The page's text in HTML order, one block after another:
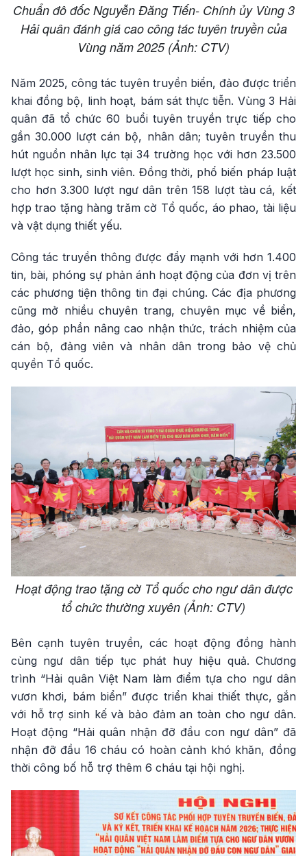
Chuẩn đô đốc Nguyễn Đăng Tiến- Chính ủy Vùng 3
Hải quân đánh giá cao công tác tuyên truyền của
Vùng năm 2025 (Ảnh: CTV)
Năm 2025, công tác tuyên truyền biển, đảo được triển
khai đồng bộ, linh hoạt, bám sát thực tiễn. Vùng 3 Hải
quân đã tổ chức 60 buổi tuyên truyền trực tiếp cho
gần 30.000 lượt cán bộ, nhân dân; tuyên truyền thu
hút nguồn nhân lực tại 34 trường học với hơn 23.500
lượt học sinh, sinh viên. Đồng thời, phổ biến pháp luật
cho hơn 3.300 lượt ngư dân trên 158 lượt tàu cá, kết
hợp trao tặng hàng trăm cờ Tổ quốc, áo phao, tài liệu
và vật dụng thiết yếu.
Công tác truyền thông được đẩy mạnh với hơn 1.400
tin, bài, phóng sự phản ánh hoạt động của đơn vị trên
các phương tiện thông tin đại chúng. Các địa phương
cũng mở nhiều chuyên trang, chuyên mục về biển,
đảo, góp phần nâng cao nhận thức, trách nhiệm của
cán bộ, đảng viên và nhân dân trong bảo vệ chủ
quyền Tổ quốc.
Hoạt động trao tặng cờ Tổ quốc cho ngư dân được
tổ chức thường xuyên (Ảnh: CTV)
Bên cạnh tuyên truyền, các hoạt động đồng hành
cùng ngư dân tiếp tục phát huy hiệu quả. Chương
trình “Hải quân Việt Nam làm điểm tựa cho ngư dân
vươn khơi, bám biển” được triển khai thiết thực, gắn
với hỗ trợ sinh kế và bảo đảm an toàn cho ngư dân.
Hoạt động “Hải quân nhận đỡ đầu con ngư dân” đã
nhận đỡ đầu 16 cháu có hoàn cảnh khó khăn, đồng
thời công bố hỗ trợ thêm 6 cháu tại hội nghị.